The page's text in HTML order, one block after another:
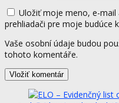
Uložiť moje meno, e-
prehliadači pre moje budúce
Vaše osobní údaje budou
tohoto komentáře.